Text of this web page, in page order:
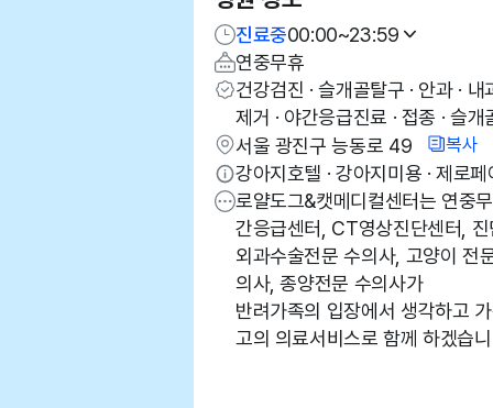
진료중00:00~23:59
연중무휴
건강검진 · 슬개골탈구 · 안과 ·
제거 · 야간응급진료 · 접종 · 슬개
서울 광진구 능동로 49
복사
강아지호텔 · 강아지미용 · 제로페
로얄도그&캣메디컬센터는 연중
간응급센터, CT영상진단센터,
외과수술전문 수의사, 고양이 전
의사, 종양전문 수의사가
반려가족의 입장에서 생각하고
고의 의료서비스로 함께 하겠습